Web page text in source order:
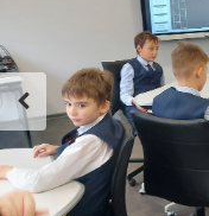
Сведения
ENG SPN